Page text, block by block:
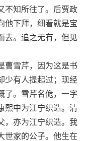
不知所往了。后贾政
他下拜，细看就是宝
去。追之无有，但见
雪芹，因为这是书
少有人提起过；现经
了。雪芹名佹，一字
熙中为江宁织造。清
，亦为江宁织造。我
世家的公子。他生在